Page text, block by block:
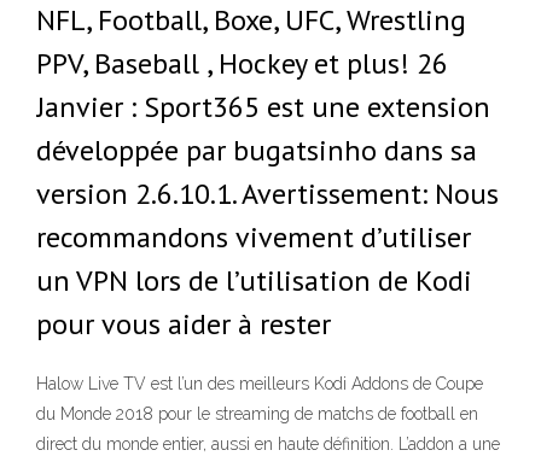
NFL, Football, Boxe, UFC, Wrestling
PPV, Baseball , Hockey et plus! 26
Janvier : Sport365 est une extension
développée par bugatsinho dans sa
version 2.6.10.1. Avertissement: Nous
recommandons vivement d’utiliser
un VPN lors de l’utilisation de Kodi
pour vous aider à rester
Halow Live TV est l’un des meilleurs Kodi Addons de Coupe
du Monde 2018 pour le streaming de matchs de football en
direct du monde entier, aussi en haute définition. L’addon a une